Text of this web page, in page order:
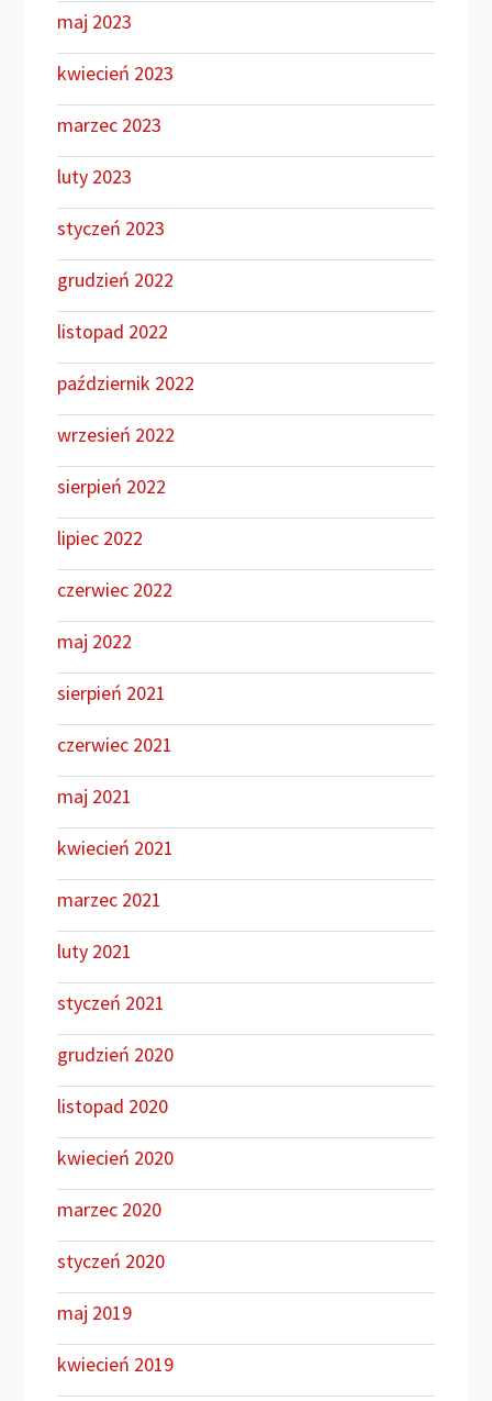
maj 2023
kwiecień 2023
marzec 2023
luty 2023
styczeń 2023
grudzień 2022
listopad 2022
październik 2022
wrzesień 2022
sierpień 2022
lipiec 2022
czerwiec 2022
maj 2022
sierpień 2021
czerwiec 2021
maj 2021
kwiecień 2021
marzec 2021
luty 2021
styczeń 2021
grudzień 2020
listopad 2020
kwiecień 2020
marzec 2020
styczeń 2020
maj 2019
kwiecień 2019